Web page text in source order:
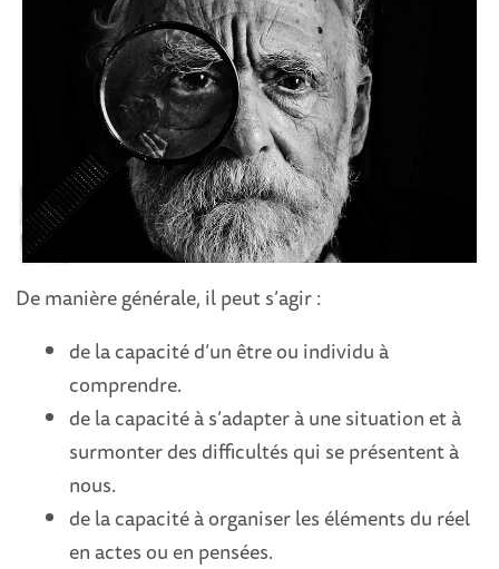
De manière générale, il peut s’agir :
de la capacité d’un être ou individu à
comprendre.
de la capacité à s’adapter à une situation et à
surmonter des difficultés qui se présentent à
nous.
de la capacité à organiser les éléments du réel
en actes ou en pensées.